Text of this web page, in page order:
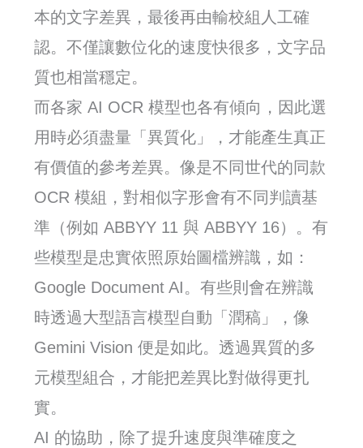
本的文字差異，最後再由輸校組人工確
認。不僅讓數位化的速度快很多，文字品
質也相當穩定。
而各家 AI OCR 模型也各有傾向，因此選
用時必須盡量「異質化」，才能產生真正
有價值的參考差異。像是不同世代的同款
OCR 模組，對相似字形會有不同判讀基
準（例如 ABBYY 11 與 ABBYY 16）。有
些模型是忠實依照原始圖檔辨識，如：
Google Document AI。有些則會在辨識
時透過大型語言模型自動「潤稿」，像
Gemini Vision 便是如此。透過異質的多
元模型組合，才能把差異比對做得更扎
實。
AI 的協助，除了提升速度與準確度之